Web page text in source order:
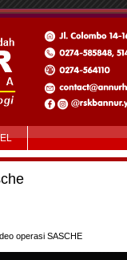
operasi SASCHE